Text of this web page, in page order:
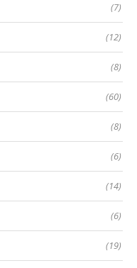
(7)
(12)
(8)
(60)
(8)
(6)
(14)
(6)
(19)